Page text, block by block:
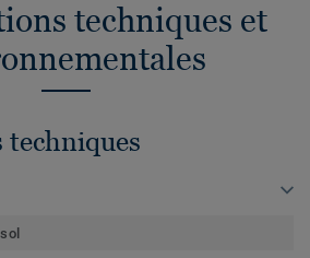
techniques et
techniques